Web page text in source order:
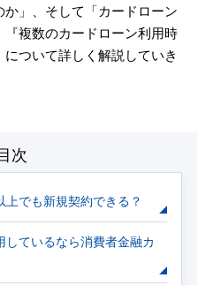
」、そして「カードローン
複数のカードローン利用時
ついて詳しく解説していき
次
でも新規契約できる？
ているなら消費者金融カ